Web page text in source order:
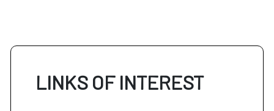
LINKS OF INTEREST